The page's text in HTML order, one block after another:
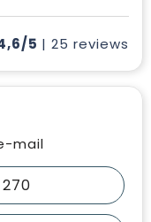
5 | 25 reviews
mail